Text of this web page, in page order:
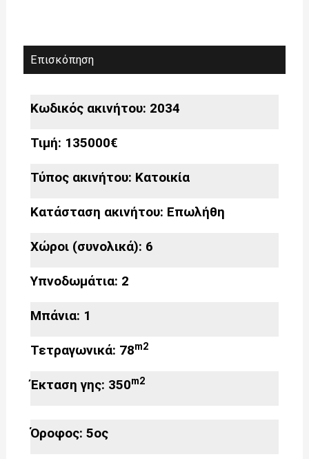
Επισκόπηση
Όροφος: 5ος
Κωδικός ακινήτου: 2034
Τιμή: 135000€
Τύπος ακινήτου: Κατοικία
Κατάσταση ακινήτου: Επωλήθη
Χώροι (συνολικά): 6
Υπνοδωμάτια: 2
Μπάνια: 1
Τετραγωνικά: 78m2
Έκταση γης: 350m2